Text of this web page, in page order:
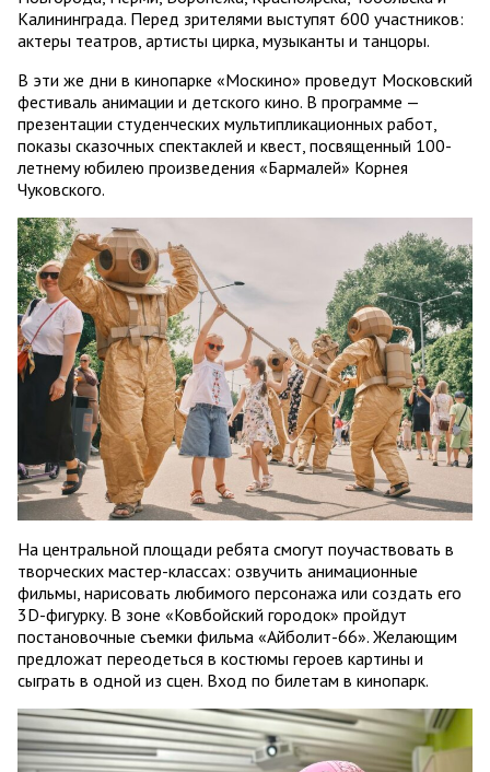
Калининграда. Перед зрителями выступят 600 участников:
актеры театров, артисты цирка, музыканты и танцоры.
В эти же дни в кинопарке «Москино» проведут Московский
фестиваль анимации и детского кино. В программе —
презентации студенческих мультипликационных работ,
показы сказочных спектаклей и квест, посвященный 100-
летнему юбилею произведения «Бармалей» Корнея
Чуковского.
На центральной площади ребята смогут поучаствовать в
творческих мастер-классах: озвучить анимационные
фильмы, нарисовать любимого персонажа или создать его
3D-фигурку. В зоне «Ковбойский городок» пройдут
постановочные съемки фильма «Айболит-66». Желающим
предложат переодеться в костюмы героев картины и
сыграть в одной из сцен. Вход по билетам в кинопарк.